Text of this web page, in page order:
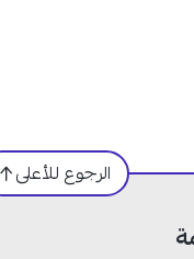
الرجوع للأعلى